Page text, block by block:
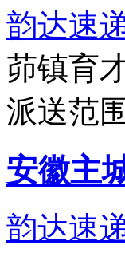
韵达速
茆镇育
派送范
安徽主
韵达速